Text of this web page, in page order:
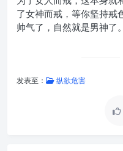
了女神而戒，等你坚持戒
帅气了，自然就是男神了。
发表至： 纵欲危害